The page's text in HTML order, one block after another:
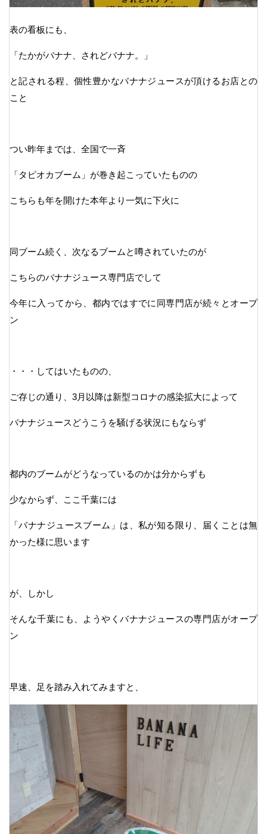
表の看板にも、
「たかがバナナ、されどバナナ。」
と記される程、個性豊かなバナナジュースが頂けるお店との
こと
つい昨年までは、全国で一斉
「タピオカブーム」が巻き起こっていたものの
こちらも年を開けた本年より一気に下火に
同ブーム続く、次なるブームと噂されていたのが
こちらのバナナジュース専門店でして
今年に入ってから、都内ではすでに同専門店が続々とオープ
ン
・・・してはいたものの、
ご存じの通り、3月以降は新型コロナの感染拡大によって
バナナジュースどうこうを騒げる状況にもならず
都内のブームがどうなっているのかは分からずも
少なからず、ここ千葉には
「バナナジュースブーム」は、私が知る限り、届くことは無
かった様に思います
が、しかし
そんな千葉にも、ようやくバナナジュースの専門店がオープ
ン
早速、足を踏み入れてみますと、